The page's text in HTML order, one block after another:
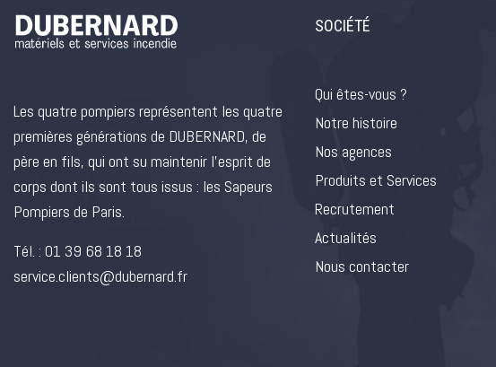
Les quatre pompiers représentent les quatre
premières générations de DUBERNARD, de
père en fils, qui ont su maintenir l’esprit de
corps dont ils sont tous issus : les Sapeurs
Pompiers de Paris.
Tél. : 01 39 68 18 18
service.clients@dubernard.fr
SOCIÉTÉ
Qui êtes-vous ?
Notre histoire
Nos agences
Produits et Services
Recrutement
Actualités
Nous contacter